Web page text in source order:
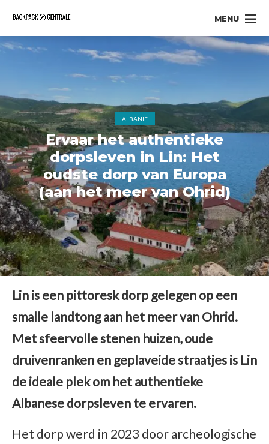
MENU
ALBANIË
Ervaar het authentieke
dorpsleven in Lin: Het
oudste dorp van Europa
(aan het meer van Ohrid)
Lin is een pittoresk dorp gelegen op een
smalle landtong aan het meer van Ohrid.
Met sfeervolle stenen huizen, oude
druivenranken en geplaveide straatjes is Lin
de ideale plek om het authentieke
Albanese dorpsleven te ervaren.
Het dorp werd in 2023 door archeologische